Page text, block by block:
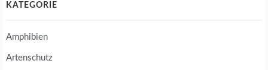
KATEGORIE
Amphibien
Artenschutz